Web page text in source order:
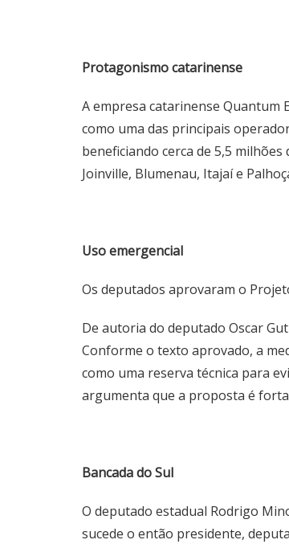
Protagonismo catarinense
A empresa catarinense Quantum
como uma das principais
beneficiando cerca de 5,5
Joinville, Blumenau, Itajaí e
Uso emergencial
Os deputados aprovaram o
De autoria do deputado Oscar
Conforme o texto aprovado, a
como uma reserva técnica para
argumenta que a proposta é
Bancada do Sul
O deputado estadual Rodrigo
sucede o então presidente,